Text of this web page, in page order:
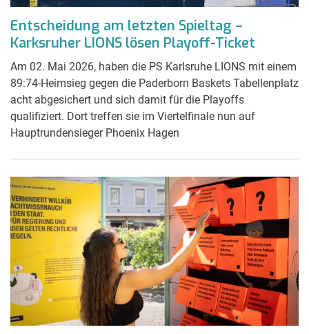
Entscheidung am letzten Spieltag –
Karksruher LIONS lösen Playoff-Ticket
Am 02. Mai 2026, haben die PS Karlsruhe LIONS mit einem
89:74-Heimsieg gegen die Paderborn Baskets Tabellenplatz
acht abgesichert und sich damit für die Playoffs
qualifiziert. Dort treffen sie im Viertelfinale nun auf
Hauptrundensieger Phoenix Hagen